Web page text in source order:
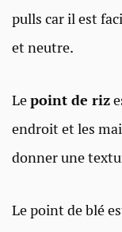
pulls car il est
et neutre.
Lepoint de riz
endroit et les
donner une
Le point de blé